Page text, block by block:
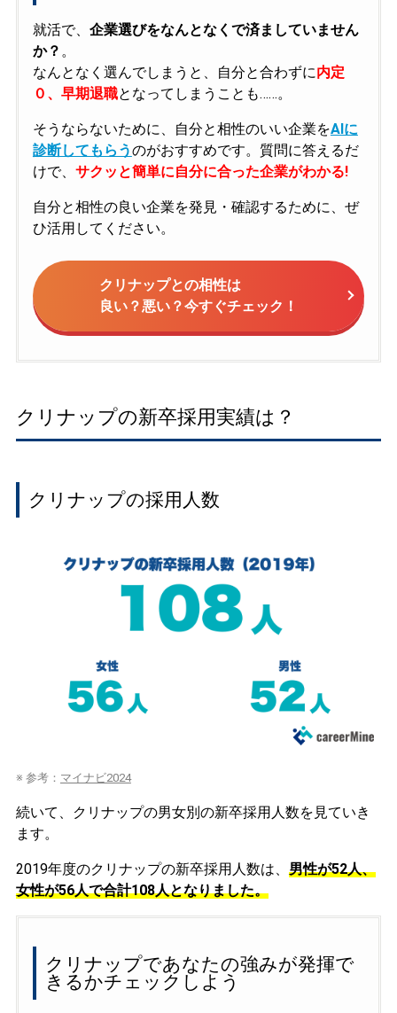
就活で、 企業選びをなんとなくで済ましていません
か？ 。
なんとなく選んでしまうと、自分と合わずに内定
０、早期退職となってしまうことも……。
そうならないために、自分と相性のいい企業をAIに
診断してもらうのがおすすめです。質問に答えるだ
けで、 サクッと簡単に自分に合った企業がわかる!
自分と相性の良い企業を発見・確認するために、ぜ
ひ活用してください。
クリナップとの相性は
良い？悪い？今すぐチェック！
クリナップの新卒採用実績は？
クリナップの採用人数
※ 参考： マイナビ2024
続いて、クリナップの男女別の新卒採用人数を見ていき
ます。
2019年度のクリナップの新卒採用人数は、 男性が52人、
女性が56人で合計108人となりました。
クリナップであなたの強みが発揮で
きるかチェックしよう